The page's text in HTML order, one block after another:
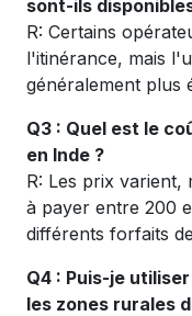
sont-ils
R: Certains
l'itinérance, mais
généralement plus
Q3 : Quel est le
en Inde ?
R: Les prix varient,
à payer entre 200
différents forfaits
Q4 : Puis-je
les zones rurales